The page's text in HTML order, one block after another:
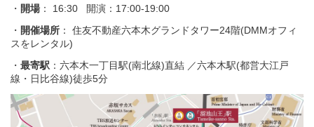
・ 開場 ： 16:30 開演：17:00-19:00
・ 開催場所 ： 住友不動産六本木グランドタワー24階(DMMオフィ
スをレンタル)
・ 最寄駅 ：六本木一丁目駅(南北線)直結 ／六本木駅(都営大江戸
線・日比谷線)徒歩5分